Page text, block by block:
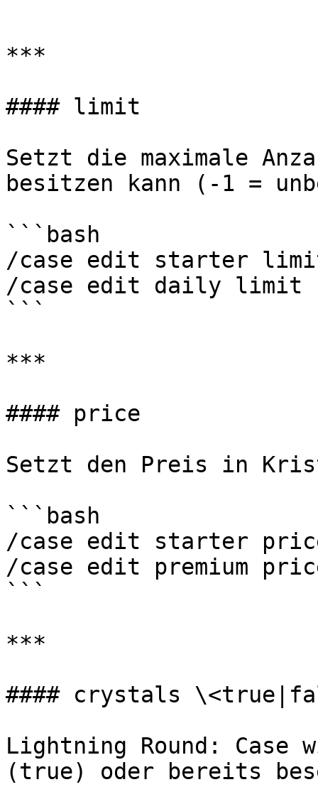
***
#### limit
Setzt die maximale
besitzen kann (-1 =
```bash
/case edit starter
/case edit daily limit
```
***
#### price
Setzt den Preis in
```bash
/case edit starter
/case edit premium
```
***
#### crystals
Lightning Round: Case
(true) oder bereits